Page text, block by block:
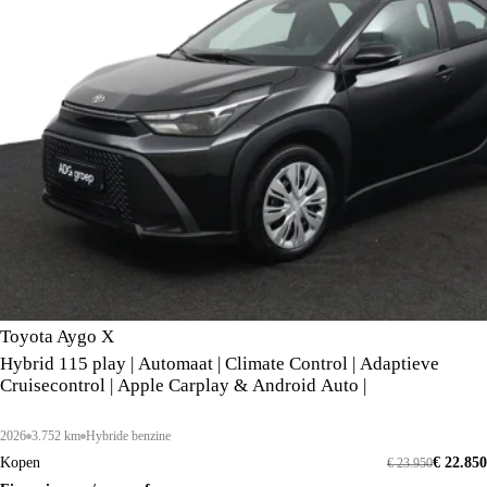
Toyota Aygo X
Hybrid 115 play | Automaat | Climate Control | Adaptieve
Cruisecontrol | Apple Carplay & Android Auto |
2026 3.752 km Hybride benzine
Kopen € 22.850
€ 23.950